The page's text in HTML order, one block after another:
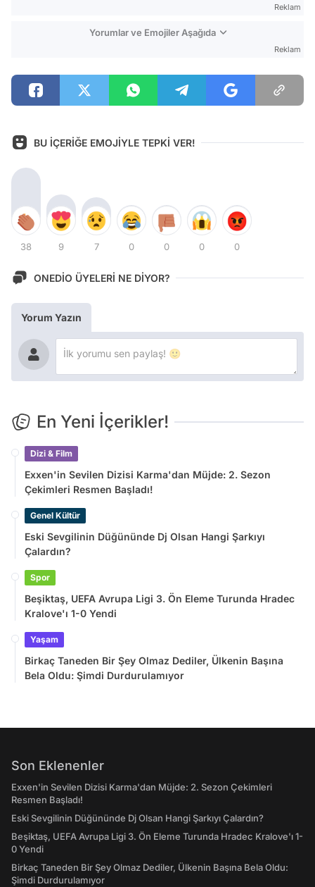
Reklam
Yorumlar ve Emojiler Aşağıda
Reklam
BU İÇERİĞE EMOJİYLE TEPKİ VER!
38 9 7 0 0 0 0
ONEDİO ÜYELERİ NE DİYOR?
Yorum Yazın
En Yeni İçerikler!
Dizi & Film
Exxen'in Sevilen Dizisi Karma'dan Müjde: 2. Sezon
Çekimleri Resmen Başladı!
Genel Kültür
Eski Sevgilinin Düğününde Dj Olsan Hangi Şarkıyı
Çalardın?
Spor
Beşiktaş, UEFA Avrupa Ligi 3. Ön Eleme Turunda Hradec
Kralove'ı 1-0 Yendi
Yaşam
Birkaç Taneden Bir Şey Olmaz Dediler, Ülkenin Başına
Bela Oldu: Şimdi Durdurulamıyor
Son Eklenenler
Exxen'in Sevilen Dizisi Karma'dan Müjde: 2. Sezon Çekimleri
Resmen Başladı!
Eski Sevgilinin Düğününde Dj Olsan Hangi Şarkıyı Çalardın?
Beşiktaş, UEFA Avrupa Ligi 3. Ön Eleme Turunda Hradec Kralove'ı 1-
0 Yendi
Birkaç Taneden Bir Şey Olmaz Dediler, Ülkenin Başına Bela Oldu:
Şimdi Durdurulamıyor